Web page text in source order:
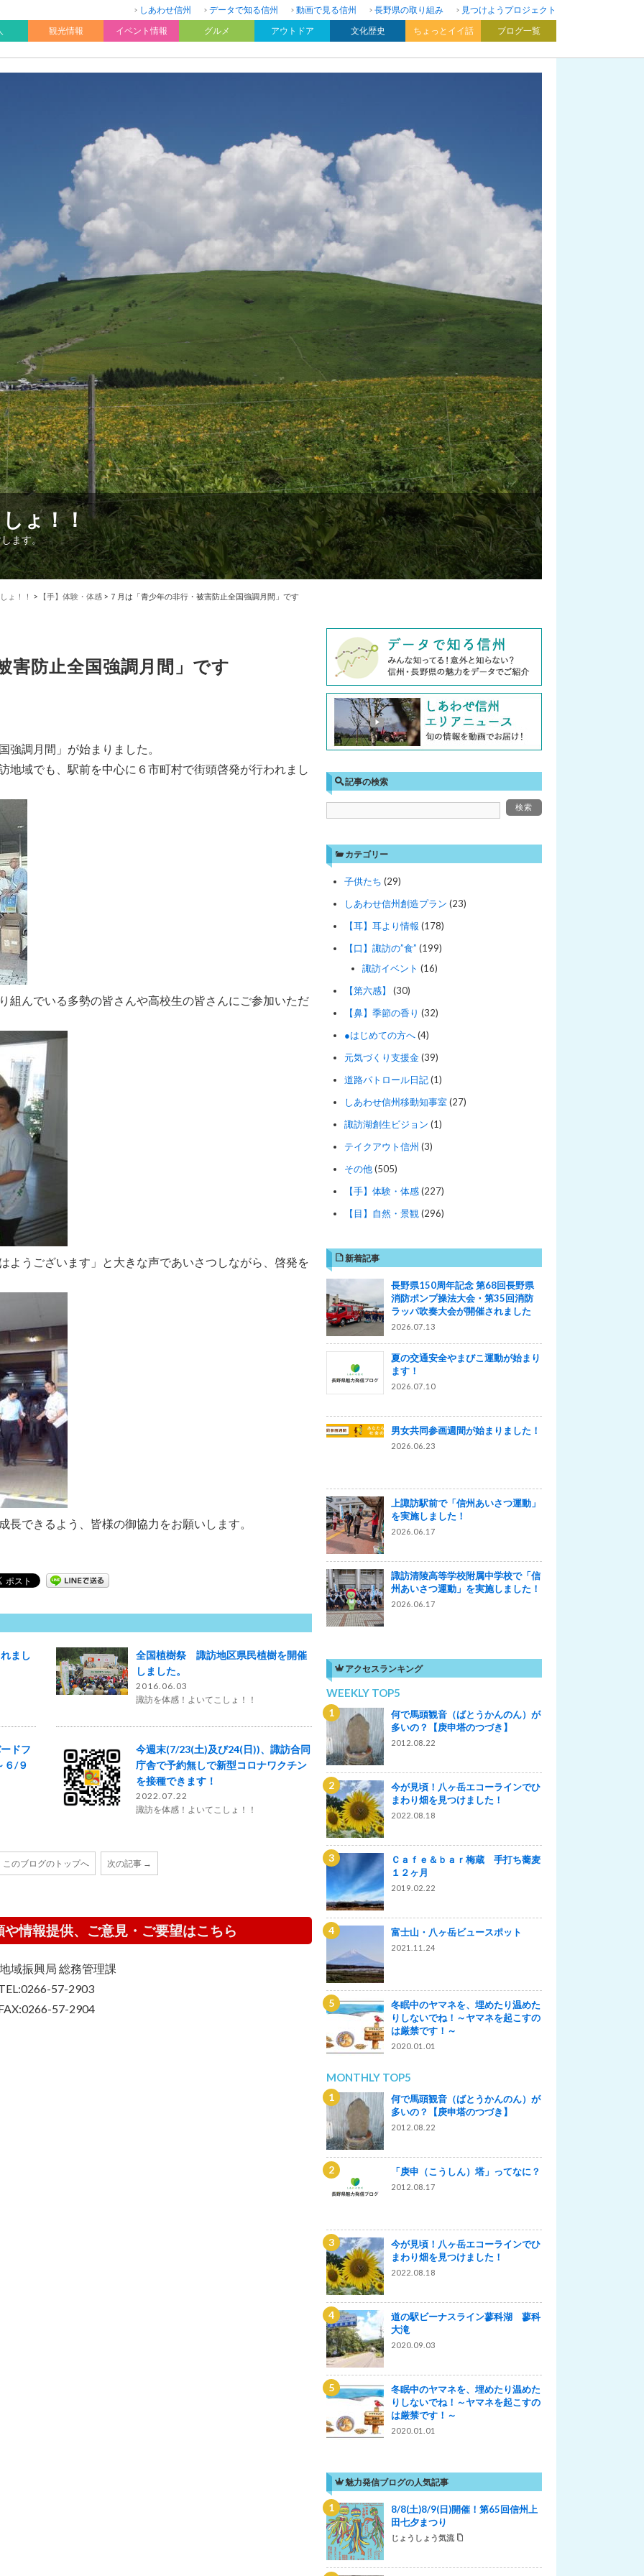
しあわせ信州 データで知る信州 動画で見る信州 長野県の取り組み
見つけようプロジェクト
観光情報 イベント情報 グルメ アウトドア 文化歴史 ちょっとイイ話 ブログ一覧
ょ！！
ます。
ょ！！ > 【手】体験・体感 > ７月は「青少年の非行・被害防止全国強調月間」です
害防止全国強調月間」です
強調月間」が始まりました。
域でも、駅前を中心に６市町村で街頭啓発が行われまし
組んでいる多勢の皆さんや高校生の皆さんにご参加いただ
ようございます」と大きな声であいさつしながら、啓発を
できるよう、皆様の御協力をお願いします。
まし
全国植樹祭 諏訪地区県民植樹を開催
しました。
2016.06.03
諏訪を体感！よいてこしょ！！
ドフ
６/９
今週末(7/23(土)及び24(日))、諏訪合同
庁舎で予約無しで新型コロナワクチン
を接種できます！
2022.07.22
諏訪を体感！よいてこしょ！！
このブログのトップへ 次の記事 →
情報提供、ご意見・ご要望はこちら
域振興局 総務管理課
57-2903
57-2904
記事の検索
カテゴリー
子供たち (29)
しあわせ信州創造プラン (23)
【耳】耳より情報 (178)
【口】諏訪の”食” (199)
諏訪イベント (16)
【第六感】
(30)
【鼻】季節の香り (32)
●はじめての方へ(4)
元気づくり支援金(39)
道路パトロール日記(1)
しあわせ信州移動知事室(27)
諏訪湖創生ビジョン (1)
テイクアウト信州 (3)
その他(505)
【手】体験・体感(227)
【目】自然・景観 (296)
新着記事
長野県150周年記念 第68回長野県
消防ポンプ操法大会・第35回消防
ラッパ吹奏大会が開催されました
2026.07.13
夏の交通安全やまびこ運動が始まり
ます！
2026.07.10
男女共同参画週間が始まりました！
2026.06.23
上諏訪駅前で「信州あいさつ運動」
を実施しました！
2026.06.17
諏訪清陵高等学校附属中学校で「信
州あいさつ運動」を実施しました！
2026.06.17
アクセスランキング
WEEKLY TOP5
何で馬頭観音（ばとうかんのん）が
多いの？【庚申塔のつづき】
2012.08.22
今が見頃！八ヶ岳エコーラインでひ
まわり畑を見つけました！
2022.08.18
Ｃａｆｅ＆ｂａｒ梅蔵 手打ち蕎麦
１２ヶ月
2019.02.22
富士山・八ヶ岳ビュースポット
2021.11.24
冬眠中のヤマネを、埋めたり温めた
りしないでね！～ヤマネを起こすの
は厳禁です！～
2020.01.01
MONTHLY TOP5
何で馬頭観音（ばとうかんのん）が
多いの？【庚申塔のつづき】
2012.08.22
「庚申（こうしん）塔」ってなに？
2012.08.17
今が見頃！八ヶ岳エコーラインでひ
まわり畑を見つけました！
2022.08.18
道の駅ビーナスライン蓼科湖 蓼科
大滝
2020.09.03
冬眠中のヤマネを、埋めたり温めた
りしないでね！～ヤマネを起こすの
は厳禁です！～
2020.01.01
魅力発信ブログの人気記事
8/8(土)8/9(日)開催！第65回信州上
田七夕まつり
じょうしょう気流